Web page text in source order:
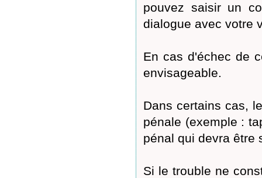
pouvez saisir un
dialogue avec votre
En cas d'échec de
envisageable.
Dans certains cas,
pénale (exemple :
pénal qui devra être
Si le trouble ne